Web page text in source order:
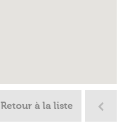
Retour à la liste